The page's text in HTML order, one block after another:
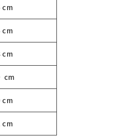
cm
cm
cm
cm
cm
cm